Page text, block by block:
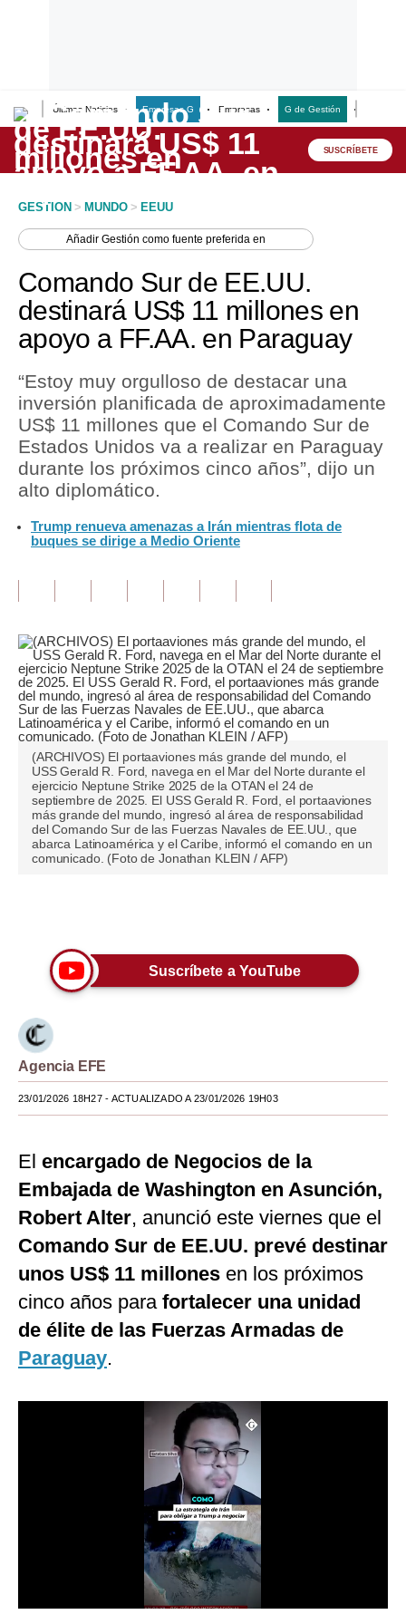
Últimas Noticias Empresas G Empresas G de Gestión
Lo último
Peru Quiosco
Economía
Mercados
Política
Tu Dinero
Finanzas Personales
Plus G
Opinión
Pregunta de hoy
Blogs
Tendencias
Lujo
Viajes
Moda
EEUU
México
España
Internacional
Tecnología
Mix
G de Gestión
Notas Contratadas
Podcast
Gestión TV
De
SUSCRÍBETE
GESTION > MUNDO > EEUU
AñadirGestión como fuente preferida en
Comando Sur de EE.UU.
destinará US$ 11 millones en
apoyo a FF.AA. en Paraguay
“Estoy muy orgulloso de destacar una
inversión planificada de aproximadamente
US$ 11 millones que el Comando Sur de
Estados Unidos va a realizar en Paraguay
durante los próximos cinco años”, dijo un
alto diplomático.
Trump renueva amenazas a Irán mientras flota de
buques se dirige a Medio Oriente
(ARCHIVOS) El portaaviones más grande del mundo, el
USS Gerald R. Ford, navega en el Mar del Norte durante el
ejercicio Neptune Strike 2025 de la OTAN el 24 de
septiembre de 2025. El USS Gerald R. Ford, el portaaviones
más grande del mundo, ingresó al área de responsabilidad
del Comando Sur de las Fuerzas Navales de EE.UU., que
abarca Latinoamérica y el Caribe, informó el comando en un
comunicado. (Foto de Jonathan KLEIN / AFP)
Suscríbete a YouTube
Agencia EFE
23/01/2026 18H27- ACTUALIZADO A 23/01/2026 19H03
El encargado de Negocios de la
Embajada de Washington en Asunción,
Robert Alter, anunció este viernes que el
Comando Sur de EE.UU. prevé destinar
unos US$ 11 millones en los próximos
cinco años para fortalecer una unidad
de élite de las Fuerzas Armadas de
Paraguay.